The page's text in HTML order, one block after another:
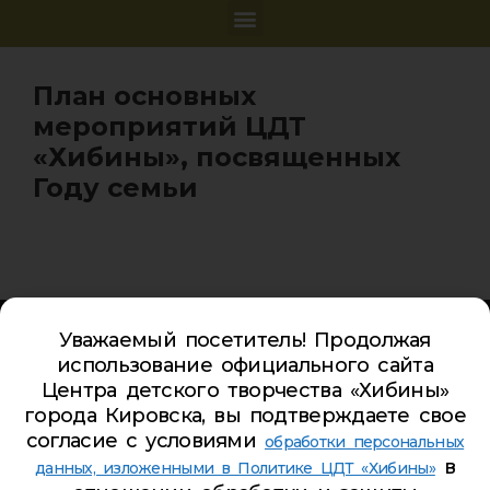
План основных
мероприятий ЦДТ
«Хибины», посвященных
Году семьи
Обратная связь
Гостевая книга
Турбаза ЦДТ «ХИБИНЫ»
Телефон Ленина 5:5-44-85
Уважаемый посетитель! Продолжая
использование официального сайта
Центра детского творчества «Хибины»
города Кировска, вы подтверждаете свое
согласие с условиями обработки персональных
данных, изложенными в Политике ЦДТ «Хибины»в